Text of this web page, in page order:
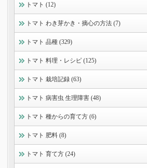
トマト (12)
トマト わき芽かき・摘心の方法 (7)
トマト 品種 (329)
トマト 料理・レシピ (125)
トマト 栽培記録 (63)
トマト 病害虫 生理障害 (48)
トマト 種からの育て方 (6)
トマト 肥料 (8)
トマト 育て方 (24)